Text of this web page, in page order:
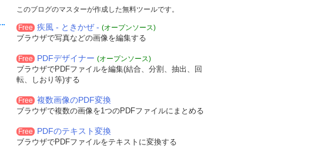
'chart_div' ));
このブログのマスターが作成した無料ツールです。
Free 疾風 - ときかぜ - (オープンソース)
ブラウザで写真などの画像を編集する
Free PDFデザイナー (オープンソース)
ブラウザでPDFファイルを編集(結合、分割、抽出、回
転、しおり等)する
Free 複数画像のPDF変換
ブラウザで複数の画像を1つのPDFファイルにまとめる
Free PDFのテキスト変換
ブラウザでPDFファイルをテキストに変換する